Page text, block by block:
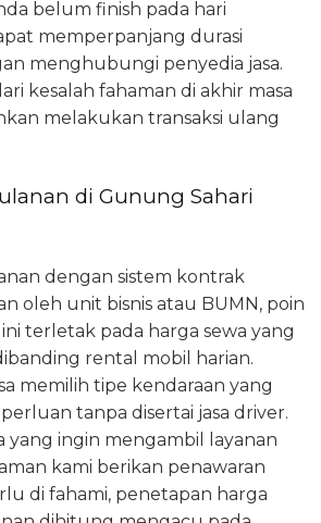
belum finish pada hari
memperpanjang durasi
menghubungi penyedia jasa.
kesalah fahaman di akhir masa
melakukan transaksi ulang
di Gunung Sahari
dengan sistem kontrak
oleh unit bisnis atau BUMN, poin
terletak pada harga sewa yang
rental mobil harian.
memilih tipe kendaraan yang
tanpa disertai jasa driver.
yang ingin mengambil layanan
kami berikan penawaran
di fahami, penetapan harga